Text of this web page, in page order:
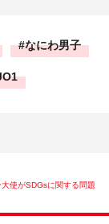
なにわ男子
使がSDGsに関する問題